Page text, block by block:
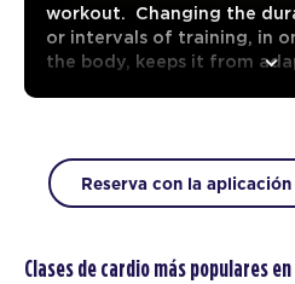
workout. Changing the
or intervals of training, in
the body, keeps it from
Reserva con la
Clases de cardio más populares en